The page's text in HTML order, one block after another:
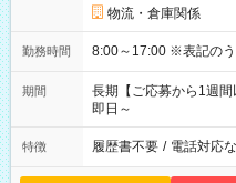
物流・倉庫関係
勤務時間 8:00～17:00 ※
期間
長期【ご応募から1週間
即日～
特徴 履歴書不要 / 電話対応